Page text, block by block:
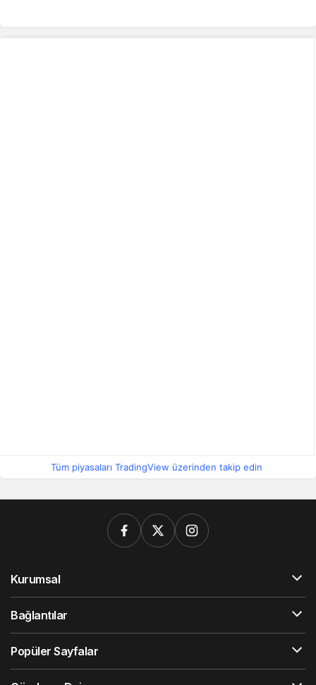
Tüm piyasaları TradingView üzerinden takip edin
Kurumsal
Bağlantılar
Popüler Sayfalar